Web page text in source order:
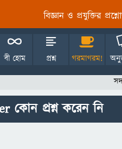
বিজ্ঞান ও প্রযুক্তির
বী হোম প্রশ্ন গরমাগরম!
কোন প্রশ্ন করেন নি